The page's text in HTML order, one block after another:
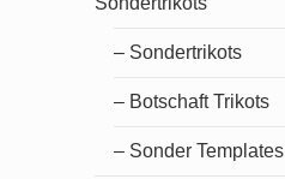
– Sondertrikots
– Botschaft Trikots
– Sonder Templates